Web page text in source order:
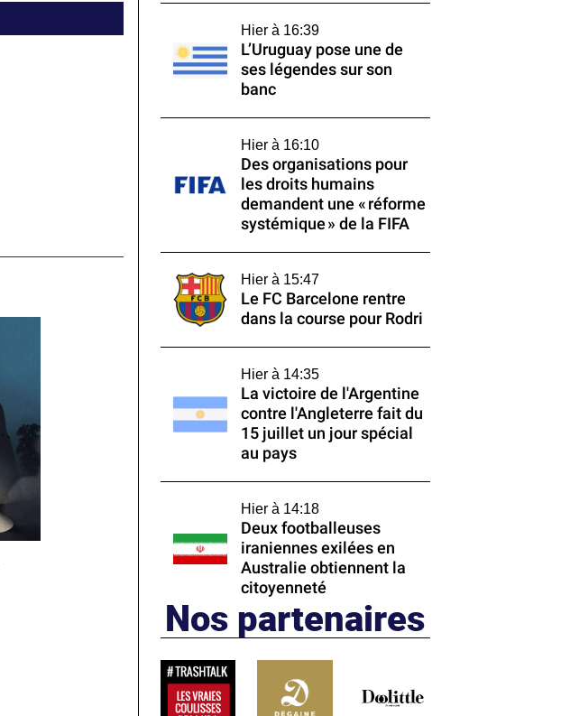
Hier à 16:39
L’Uruguay pose une de
ses légendes sur son
banc
Hier à 16:10
Des organisations pour
les droits humains
demandent une « réforme
systémique » de la FIFA
Hier à 15:47
Le FC Barcelone rentre
dans la course pour Rodri
Hier à 14:35
La victoire de l'Argentine
contre l'Angleterre fait du
15 juillet un jour spécial
au pays
Hier à 14:18
Deux footballeuses
iraniennes exilées en
Australie obtiennent la
citoyenneté
Nos partenaires